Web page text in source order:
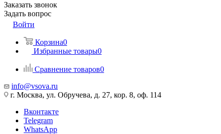
Заказать звонок
Задать вопрос
Войти
Корзина0
Избранные товары0
Сравнение товаров0
info@vsova.ru
г. Москва, ул. Обручева, д. 27, кор. 8, оф. 114
Вконтакте
Telegram
WhatsApp